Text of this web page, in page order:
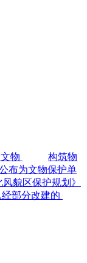
物
构筑物
布为文物保护单
貌区保护规划》
经部分改建的